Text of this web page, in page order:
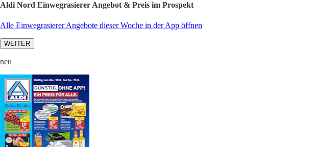
Aldi Nord Einwegrasierer Angebot & Preis im Prospekt
Alle Einwegrasierer Angebote dieser Woche in der App öffnen
WEITER
neu